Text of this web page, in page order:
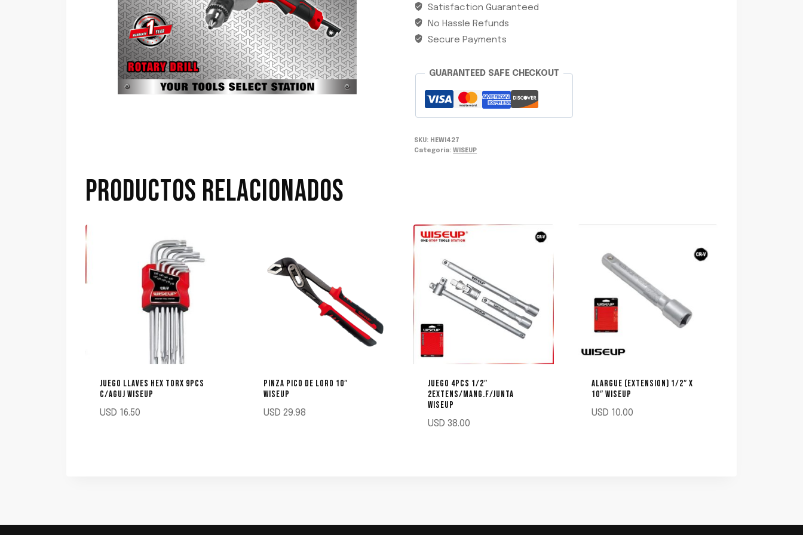
WISEUP
cantidad
Satisfaction Guaranteed
No Hassle Refunds
Secure Payments
GUARANTEED SAFE CHECKOUT
SKU: HEWI427
Categoría:WISEUP
PRODUCTOS RELACIONADOS
JUEGO LLAVES HEX TORX 9PCS
C/AGUJ WISEUP
USD 16.50
PINZA PICO DE LORO 10″
WISEUP
USD 29.98
JUEGO 4PCS 1/2″
2EXTENS/MANG.F/JUNTA
WISEUP
USD 38.00
ALARGUE (EXTENSION) 1/2″ X
10″ WISEUP
USD 10.00